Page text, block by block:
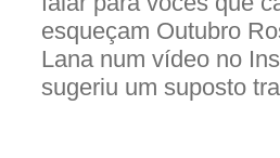
esqueçam Outubro
Lana num vídeo no
sugeriu um suposto